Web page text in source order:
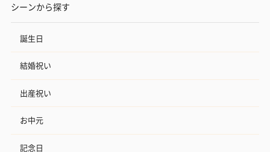
シーンから探す
誕生日
結婚祝い
出産祝い
お中元
記念日